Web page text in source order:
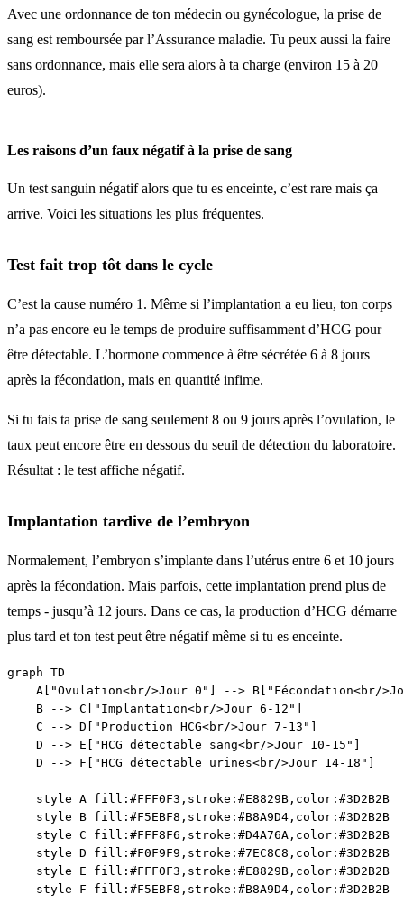
Avec une ordonnance de ton médecin ou gynécologue, la prise de
sang est remboursée par l’Assurance maladie. Tu peux aussi la faire
sans ordonnance, mais elle sera alors à ta charge (environ 15 à 20
euros).
Les raisons d’un faux négatif à la prise de sang
Un test sanguin négatif alors que tu es enceinte, c’est rare mais ça
arrive. Voici les situations les plus fréquentes.
Test fait trop tôt dans le cycle
C’est la cause numéro 1. Même si l’implantation a eu lieu, ton corps
n’a pas encore eu le temps de produire suffisamment d’HCG pour
être détectable. L’hormone commence à être sécrétée 6 à 8 jours
après la fécondation, mais en quantité infime.
Si tu fais ta prise de sang seulement 8 ou 9 jours après l’ovulation, le
taux peut encore être en dessous du seuil de détection du laboratoire.
Résultat : le test affiche négatif.
Implantation tardive de l’embryon
Normalement, l’embryon s’implante dans l’utérus entre 6 et 10 jours
après la fécondation. Mais parfois, cette implantation prend plus de
temps - jusqu’à 12 jours. Dans ce cas, la production d’HCG démarre
plus tard et ton test peut être négatif même si tu es enceinte.
graph TD
A["Ovulation<br/>Jour 0"] --> B["Fécondation<br/
    B --> C["Implantation<br/>Jour 6-12"]
    C --> D["Production HCG<br/>Jour 7-13"]
    D --> E["HCG détectable sang<br/>Jour 10-15"]
    D --> F["HCG détectable urines<br/>Jour 14-18"]
    style A fill:#FFF0F3,stroke:#E8829B,color:#3D2B2B
    style B fill:#F5EBF8,stroke:#B8A9D4,color:#3D2B2B
    style C fill:#FFF8F6,stroke:#D4A76A,color:#3D2B2B
    style D fill:#F0F9F9,stroke:#7EC8C8,color:#3D2B2B
    style E fill:#FFF0F3,stroke:#E8829B,color:#3D2B2B